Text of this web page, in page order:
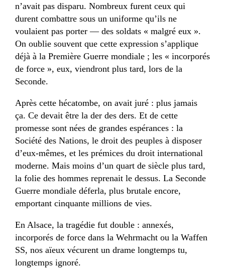
n’avait pas disparu. Nombreux furent ceux qui
durent combattre sous un uniforme qu’ils ne
voulaient pas porter — des soldats « malgré eux ».
On oublie souvent que cette expression s’applique
déjà à la Première Guerre mondiale ; les « incorporés
de force », eux, viendront plus tard, lors de la
Seconde.
Après cette hécatombe, on avait juré : plus jamais
ça. Ce devait être la der des ders. Et de cette
promesse sont nées de grandes espérances : la
Société des Nations, le droit des peuples à disposer
d’eux-mêmes, et les prémices du droit international
moderne. Mais moins d’un quart de siècle plus tard,
la folie des hommes reprenait le dessus. La Seconde
Guerre mondiale déferla, plus brutale encore,
emportant cinquante millions de vies.
En Alsace, la tragédie fut double : annexés,
incorporés de force dans la Wehrmacht ou la Waffen
SS, nos aïeux vécurent un drame longtemps tu,
longtemps ignoré.